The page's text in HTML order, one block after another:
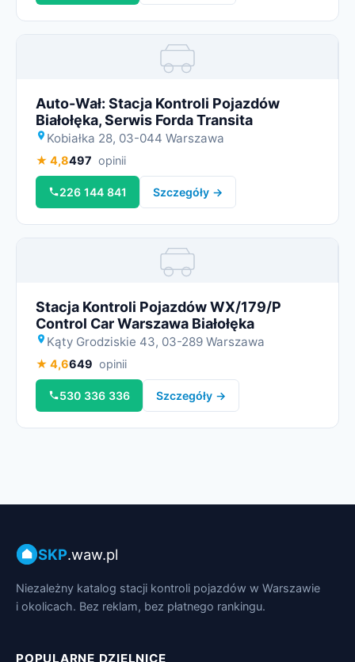
Miniatura
Auto-Wał: Stacja Kontroli Pojazdów
Białołęka, Serwis Forda Transita
Kobiałka 28, 03-044 Warszawa
★ 4,8497 opinii
226 144 841 Szczegóły →
Miniatura
Stacja Kontroli Pojazdów WX/179/P
Control Car Warszawa Białołęka
Kąty Grodziskie 43, 03-289 Warszawa
★ 4,6649 opinii
530 336 336 Szczegóły →
SKP.waw.pl
Niezależny katalog stacji kontroli pojazdów w Warszawie
i okolicach. Bez reklam, bez płatnego rankingu.
POPULARNE DZIELNICE